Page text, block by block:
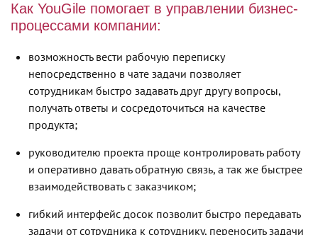
Как YouGile помогает в управлении бизнес-
процессами компании:
возможность вести рабочую переписку
непосредственно в чате задачи позволяет
сотрудникам быстро задавать друг другу вопросы,
получать ответы и сосредоточиться на качестве
продукта;
руководителю проекта проще контролировать работу
и оперативно давать обратную связь, а так же быстрее
взаимодействовать с заказчиком;
гибкий интерфейс досок позволит быстро передавать
задачи от сотрудника к сотруднику, переносить задачи